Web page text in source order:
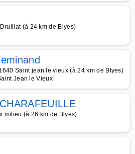
(à 24 km de Blyes)
Saint jean le vieux (à 24 km de Blyes)
Jean le Vieux
milieu (à 26 km de Blyes)